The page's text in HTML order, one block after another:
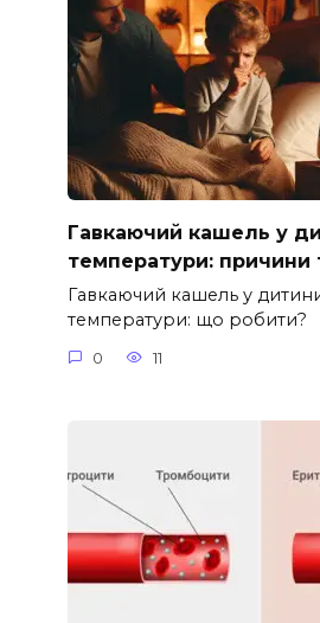
Гавкаючий кашель у
температури: причини
Гавкаючий кашель у
температури: що робити?
0 11